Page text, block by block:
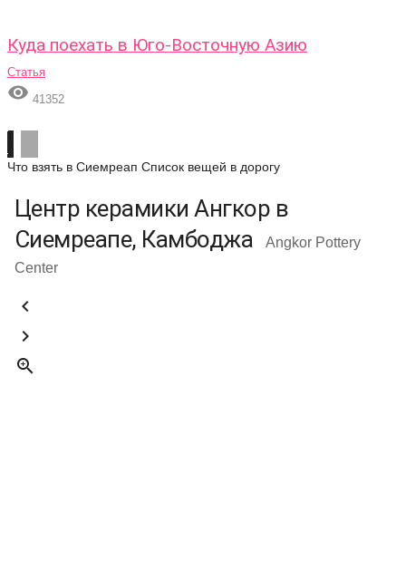
Куда поехать в Юго-Восточную Азию
Статья
 41352
Что взять в Сиемреап Список вещей в дорогу
Центр керамики Ангкор в
Сиемреапе, Камбоджа
Angkor Pottery
Center


